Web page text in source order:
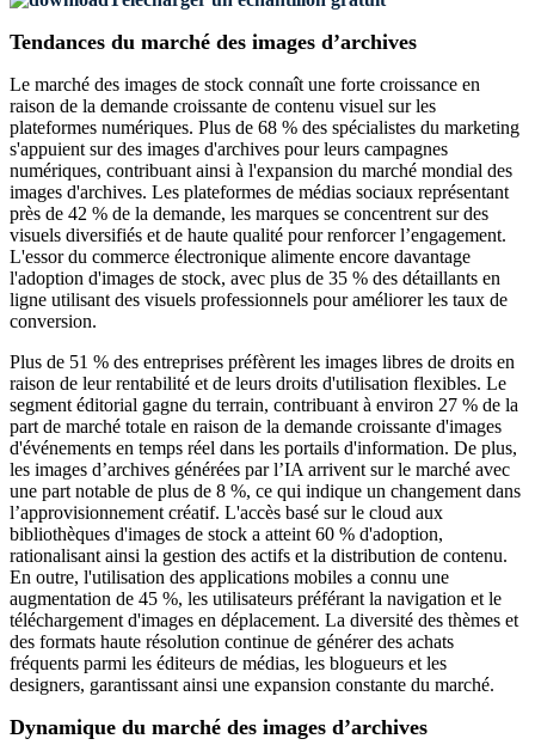
Tendances du marché des images d’archives
Le marché des images de stock connaît une forte croissance en
raison de la demande croissante de contenu visuel sur les
plateformes numériques. Plus de 68 % des spécialistes du marketing
s'appuient sur des images d'archives pour leurs campagnes
numériques, contribuant ainsi à l'expansion du marché mondial des
images d'archives. Les plateformes de médias sociaux représentant
près de 42 % de la demande, les marques se concentrent sur des
visuels diversifiés et de haute qualité pour renforcer l’engagement.
L'essor du commerce électronique alimente encore davantage
l'adoption d'images de stock, avec plus de 35 % des détaillants en
ligne utilisant des visuels professionnels pour améliorer les taux de
conversion.
Plus de 51 % des entreprises préfèrent les images libres de droits en
raison de leur rentabilité et de leurs droits d'utilisation flexibles. Le
segment éditorial gagne du terrain, contribuant à environ 27 % de la
part de marché totale en raison de la demande croissante d'images
d'événements en temps réel dans les portails d'information. De plus,
les images d’archives générées par l’IA arrivent sur le marché avec
une part notable de plus de 8 %, ce qui indique un changement dans
l’approvisionnement créatif. L'accès basé sur le cloud aux
bibliothèques d'images de stock a atteint 60 % d'adoption,
rationalisant ainsi la gestion des actifs et la distribution de contenu.
En outre, l'utilisation des applications mobiles a connu une
augmentation de 45 %, les utilisateurs préférant la navigation et le
téléchargement d'images en déplacement. La diversité des thèmes et
des formats haute résolution continue de générer des achats
fréquents parmi les éditeurs de médias, les blogueurs et les
designers, garantissant ainsi une expansion constante du marché.
Dynamique du marché des images d’archives